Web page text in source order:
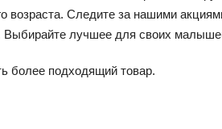
возраста. Следите за нашими
Выбирайте лучшее для своих
более подходящий товар.